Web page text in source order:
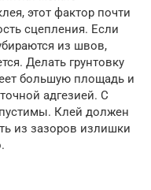
этот фактор почти
сцепления. Если
из швов,
Делать грунтовку
большую площадь и
адгезией. С
Клей должен
из зазоров излишки